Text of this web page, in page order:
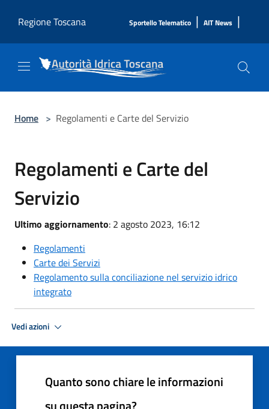
Regione Toscana
Sportello Telematico | AIT News |
Home > Regolamenti e Carte del Servizio
Regolamenti e Carte del
Servizio
Ultimo aggiornamento: 2 agosto 2023, 16:12
Regolamenti
Carte dei Servizi
Regolamento sulla conciliazione nel servizio idrico
integrato
Vedi azioni
Quanto sono chiare le informazioni